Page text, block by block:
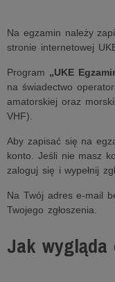
Na egzamin należy
stronie internetowej
Program „UKE
na świadectwo
amatorskiej oraz
VHF).
Aby zapisać się na
konto. Jeśli nie masz
zaloguj się i wypełnij
Na Twój adres e-mail
Twojego zgłoszenia.
Jak wygląda